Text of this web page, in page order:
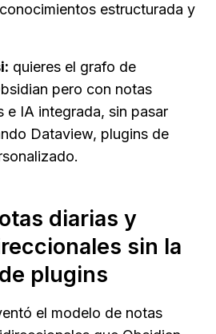
estructurada y
quieres el grafo de
pero con notas
IA integrada, sin pasar
Dataview, plugins de
diarias y
sin la
plugins
el modelo de notas